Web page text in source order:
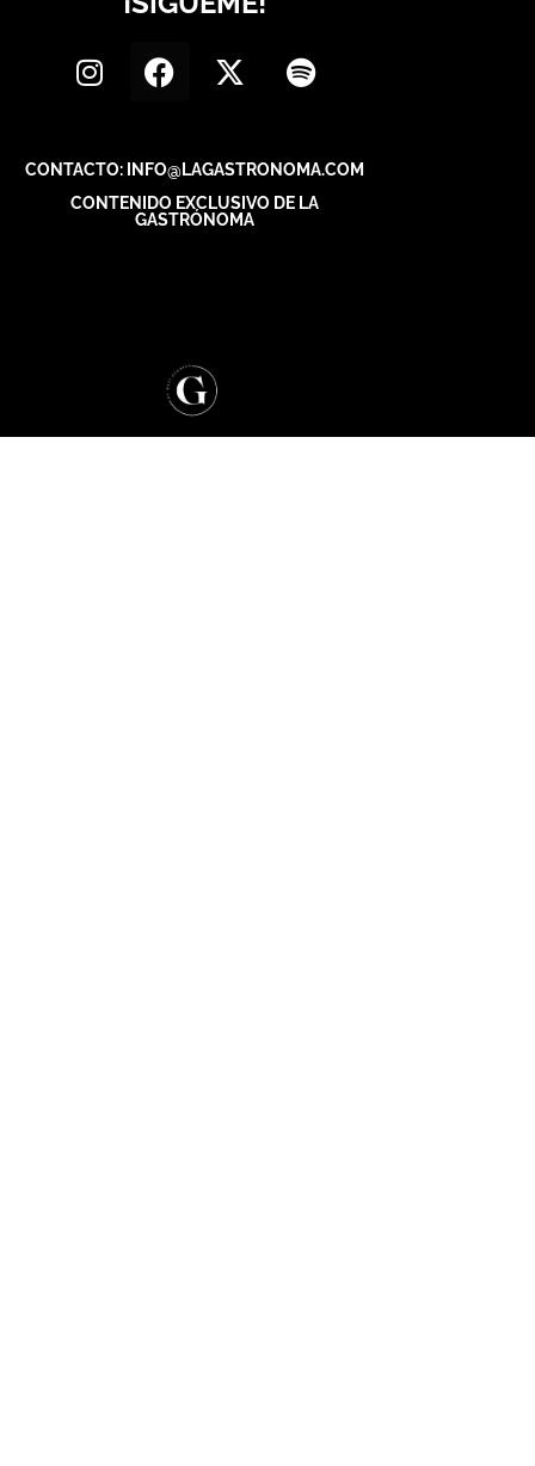
CONTACTO: INFO@LAGASTRONOMA.COM
CONTENIDO EXCLUSIVO DE LA
GASTRÓNOMA